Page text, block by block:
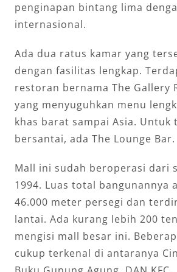
penginapan bintang lima
internasional.
Ada dua ratus kamar yang
dengan fasilitas lengkap.
restoran bernama The Gallery
yang menyuguhkan menu
khas barat sampai Asia. Untuk
bersantai, ada The Lounge Bar.
Mall ini sudah beroperasi dari
1994. Luas total bangunannya
46.000 meter persegi dan
lantai. Ada kurang lebih 200
mengisi mall besar ini.
cukup terkenal di antaranya